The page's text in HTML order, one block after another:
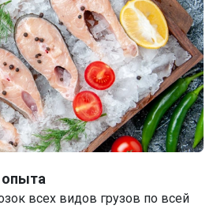
опыта
всех видов грузов по всей